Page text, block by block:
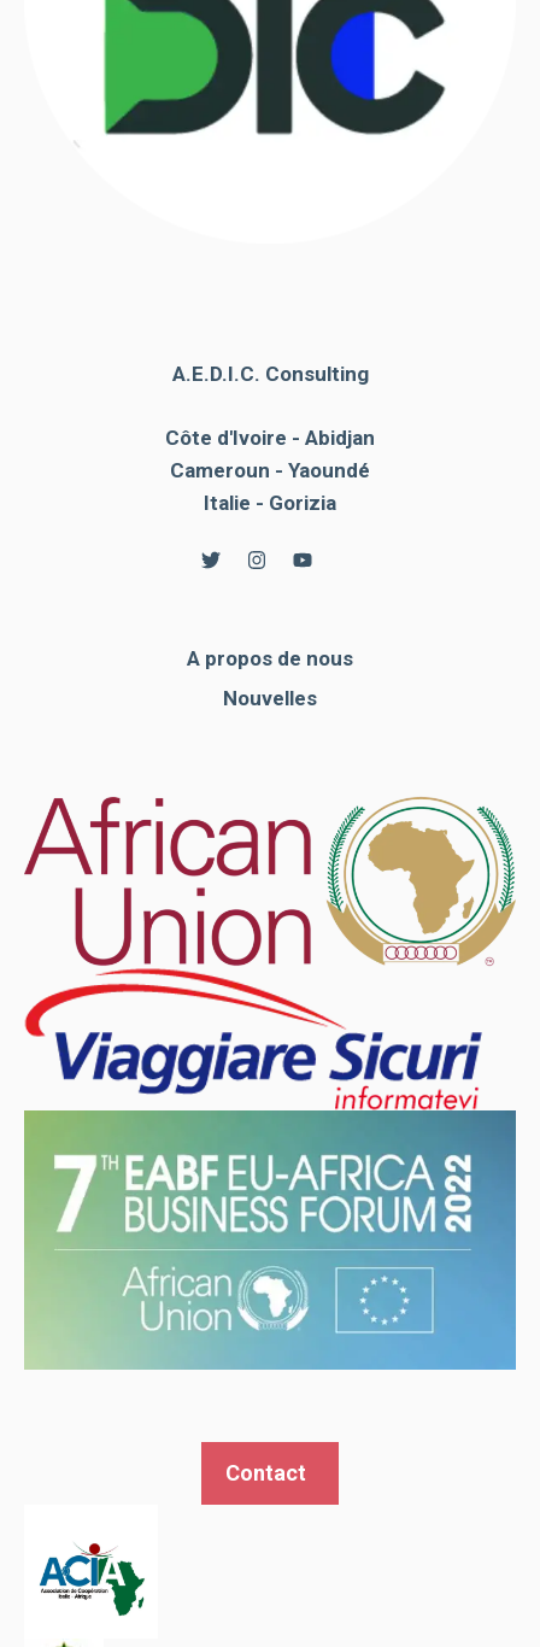
A.E.D.I.C. Consulting
Côte d'Ivoire - Abidjan
Cameroun - Yaoundé
Italie - Gorizia
A propos de nous
Nouvelles
Contact